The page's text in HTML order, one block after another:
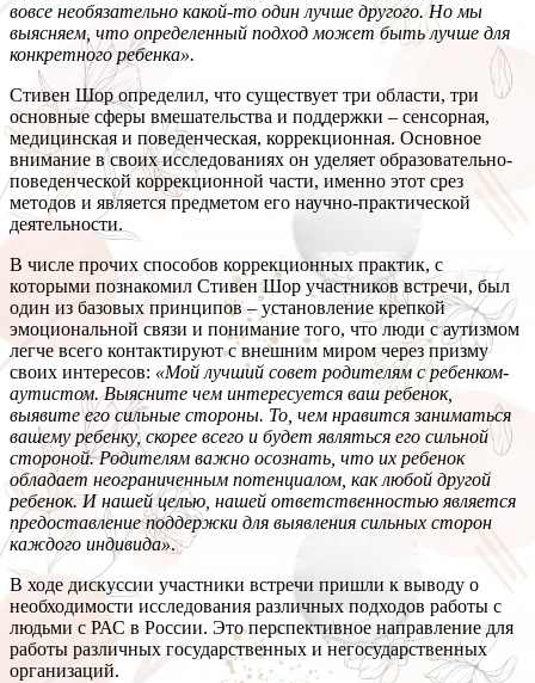
вовсе необязательно какой-то один лучше другого. Но мы
выясняем, что определенный подход может быть лучше для
конкретного ребенка».
Стивен Шор определил, что существует три области, три
основные сферы вмешательства и поддержки – сенсорная,
медицинская и поведенческая, коррекционная. Основное
внимание в своих исследованиях он уделяет образовательно-
поведенческой коррекционной части, именно этот срез
методов и является предметом его научно-практической
деятельности.
В числе прочих способов коррекционных практик, с
которыми познакомил Стивен Шор участников встречи, был
один из базовых принципов – установление крепкой
эмоциональной связи и понимание того, что люди с аутизмом
легче всего контактируют с внешним миром через призму
своих интересов: «Мой лучший совет родителям с ребенком-
аутистом. Выясните чем интересуется ваш ребенок,
выявите его сильные стороны. То, чем нравится заниматься
вашему ребенку, скорее всего и будет являться его сильной
стороной. Родителям важно осознать, что их ребенок
обладает неограниченным потенциалом, как любой другой
ребенок. И нашей целью, нашей ответственностью является
предоставление поддержки для выявления сильных сторон
каждого индивида».
В ходе дискуссии участники встречи пришли к выводу о
необходимости исследования различных подходов работы с
людьми с РАС в России. Это перспективное направление для
работы различных государственных и негосударственных
организаций.